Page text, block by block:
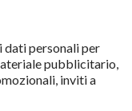
dati personali per
pubblicitario,
inviti a